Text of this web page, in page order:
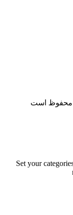
Set your